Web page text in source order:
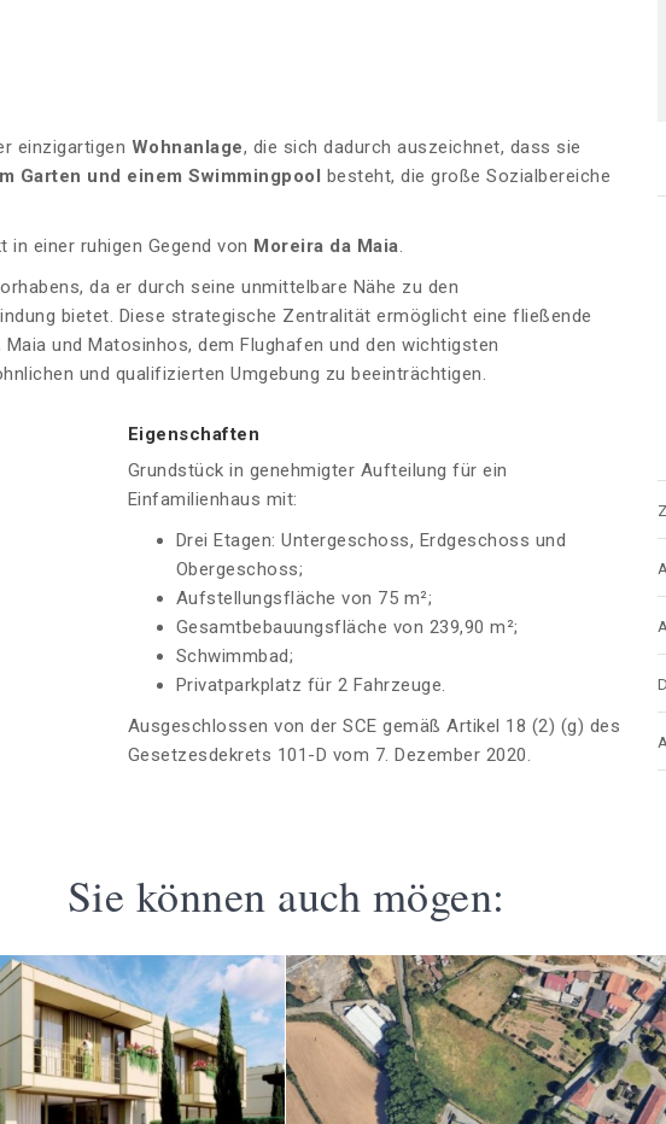
einzigartigen Wohnanlage, die sich dadurch auszeichnet, dass sie
Garten und einem Swimmingpool besteht, die große Sozialbereiche
einer ruhigen Gegend von Moreira da Maia.
da er durch seine unmittelbare Nähe zu den
bietet. Diese strategische Zentralität ermöglicht eine fließende
und Matosinhos, dem Flughafen und den wichtigsten
und qualifizierten Umgebung zu beeinträchtigen.
Eigenschaften
Grundstück in genehmigter Aufteilung für ein
Einfamilienhaus mit:
Drei Etagen: Untergeschoss, Erdgeschoss und
Obergeschoss;
Aufstellungsfläche von 75 m²;
Gesamtbebauungsfläche von 239,90 m²;
Schwimmbad;
Privatparkplatz für 2 Fahrzeuge.
Ausgeschlossen von der SCE gemäß Artikel 18 (2) (g) des
Gesetzesdekrets 101-D vom 7. Dezember 2020.
Sie können auch mögen: